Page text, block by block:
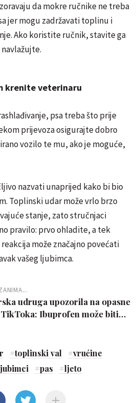
da mokre ručnike ne treba
jer mogu zadržavati toplinu i
Ako koristite ručnik, stavite ga
krenite veterinaru
psa treba što prije
prijevoza osigurajte dobro
vozilo te mu, ako je moguće,
nazvati unaprijed kako bi bio
Toplinski udar može vrlo brzo
stanje, zato stručnjaci
pravilo: prvo ohladite, a tek
može značajno povećati
vašeg ljubimca.
udruga upozorila na opasne
TikToka: Ibuprofen može biti
#toplinski val #vrućine
#pas #ljeto